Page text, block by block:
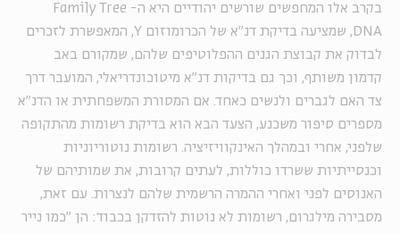
בקרב אלו המחפשים שורשים יהודיים היא ה- Family Tree
DNA , שמציעה בדיקת דנ"א של הכרומוזום Y, המאפשרת לזכרים
לבדוק את קבוצת הגנים ההפלוטיפים שלהם, שמקורם באב
קדמון משותף, וכך גם בדיקות דנ"א מיטוכונדריאלי, המועבר דרך
צד האם לגברים ולנשים כאחד. אם המסורת המשפחתית או הדנ"א
מספרים סיפור משכנע, הצעד הבא הוא בדיקת רשומות מהתקופה
שלפני, אחרי ובמהלך האינקוויזיציה. רשומות נוטוריוניות
וכנסייתיות ששרדו כוללות, לעתים קרובות, את שמותיהם של
האנוסים לפני ואחרי ההמרה הרשמית שלהם לנצרות. עם זאת,
מסבירה מילגרום, רשומות לא נוטות להזדקן בכבוד: הן "כמו נייר